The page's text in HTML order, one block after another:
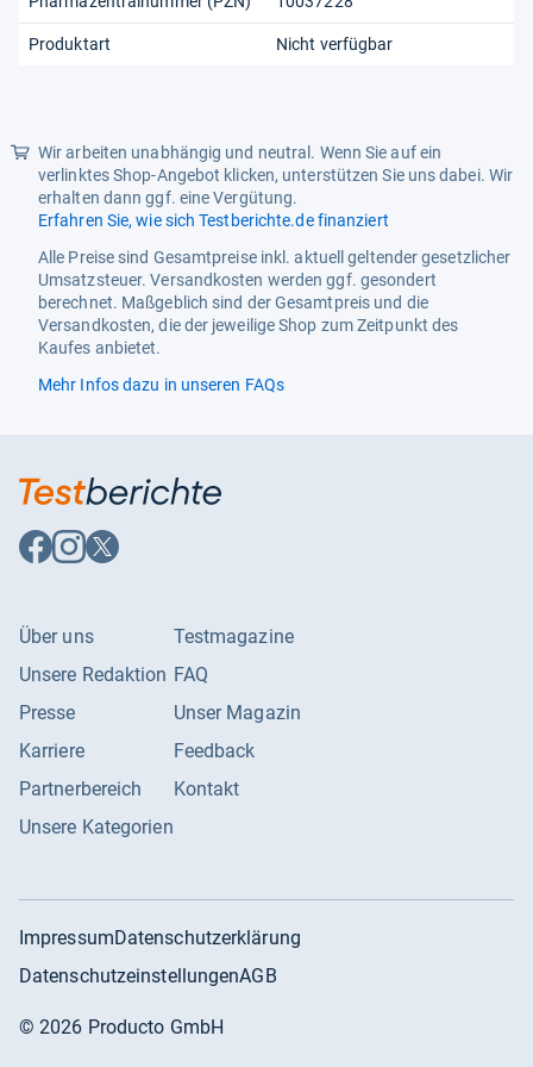
Produktart Nicht verfügbar
Wir arbeiten unabhängig und neutral. Wenn Sie auf ein
verlinktes Shop-Angebot klicken, unterstützen Sie uns dabei. Wir
erhalten dann ggf. eine Vergütung.
Erfahren Sie, wie sich Testberichte.de finanziert
Alle Preise sind Gesamtpreise inkl. aktuell geltender gesetzlicher
Umsatzsteuer. Versandkosten werden ggf. gesondert
berechnet. Maßgeblich sind der Gesamtpreis und die
Versandkosten, die der jeweilige Shop zum Zeitpunkt des
Kaufes anbietet.
Mehr Infos dazu in unseren FAQs
Auf
Facebook
Auf
Instagram
Auf
X
Über uns
Unsere Redaktion
Presse
Karriere
Partnerbereich
Unsere Kategorien
Testmagazine
FAQ
Unser Magazin
Feedback
Kontakt
ImpressumDatenschutzerklärung
DatenschutzeinstellungenAGB
©2026 Producto GmbH